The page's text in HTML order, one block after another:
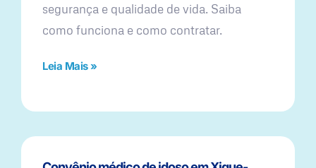
segurança e qualidade de vida. Saiba
como funciona e como contratar.
Leia Mais »